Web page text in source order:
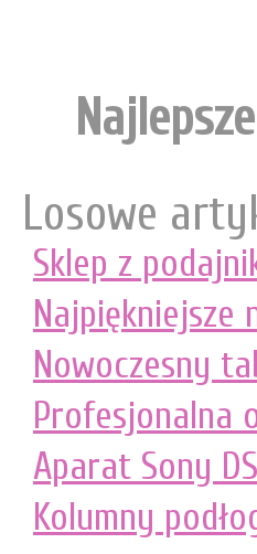
Losowe
Sklep z
Najpiękniejsze
Nowoczesny
Profesjonalna
Aparat Sony
Kolumny